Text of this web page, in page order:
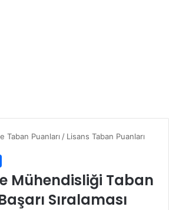
Taban Puanları / Lisans Taban Puanları
Mühendisliği Taban
Sıralaması